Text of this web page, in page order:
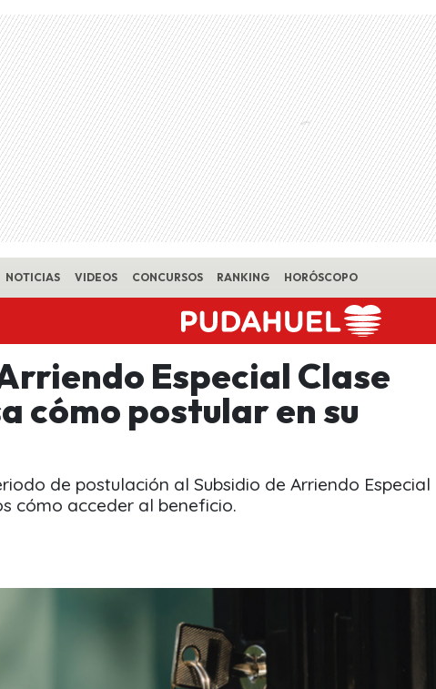
NOTICIAS VIDEOS CONCURSOS RANKING HORÓSCOPO
Especial Clase
cómo postular en su
de postulación al Subsidio de Arriendo Especial
cómo acceder al beneficio.